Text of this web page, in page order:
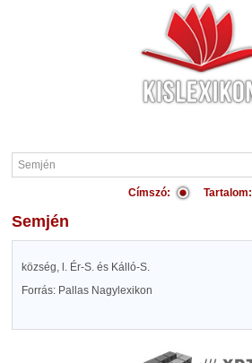
Címszó: Tartalom:
Semjén
község, l. Ér-S. és Kálló-S.
Forrás: Pallas Nagylexikon